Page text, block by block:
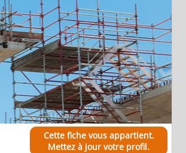
Cette fiche vous appartient.
Mettez à jour votre profil.